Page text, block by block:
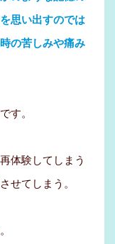
思い出すのでは
の苦しみや痛み
す。
体験してしまう
せてしまう。